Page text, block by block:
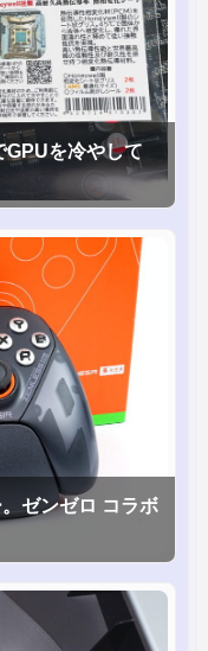
を冷やして
ゼンゼロ コラボ